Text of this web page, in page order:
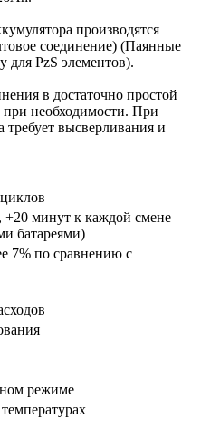
производятся
соединение) (Паянные
для PzS элементов).
в достаточно простой
при необходимости. При
требует высверливания и
+20 минут к каждой смене
батареями)
7% по сравнению с
режиме